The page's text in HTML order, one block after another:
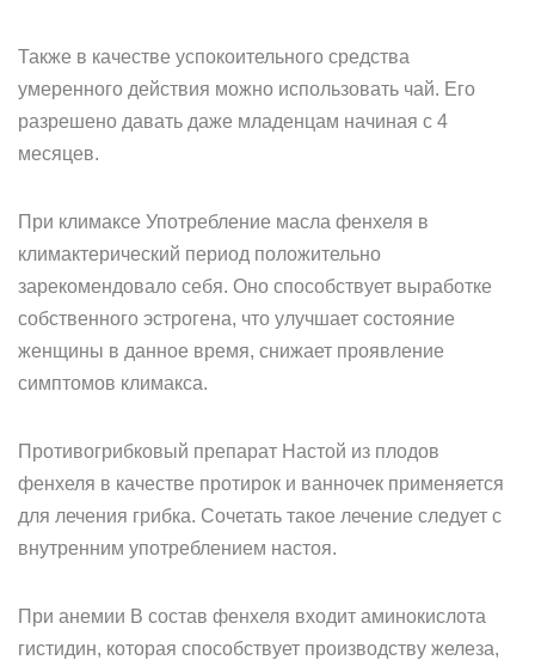
Также в качестве успокоительного средства
умеренного действия можно использовать чай. Его
разрешено давать даже младенцам начиная с 4
месяцев.
При климаксе Употребление масла фенхеля в
климактерический период положительно
зарекомендовало себя. Оно способствует выработке
собственного эстрогена, что улучшает состояние
женщины в данное время, снижает проявление
симптомов климакса.
Противогрибковый препарат Настой из плодов
фенхеля в качестве протирок и ванночек применяется
для лечения грибка. Сочетать такое лечение следует с
внутренним употреблением настоя.
При анемии В состав фенхеля входит аминокислота
гистидин, которая способствует производству железа,